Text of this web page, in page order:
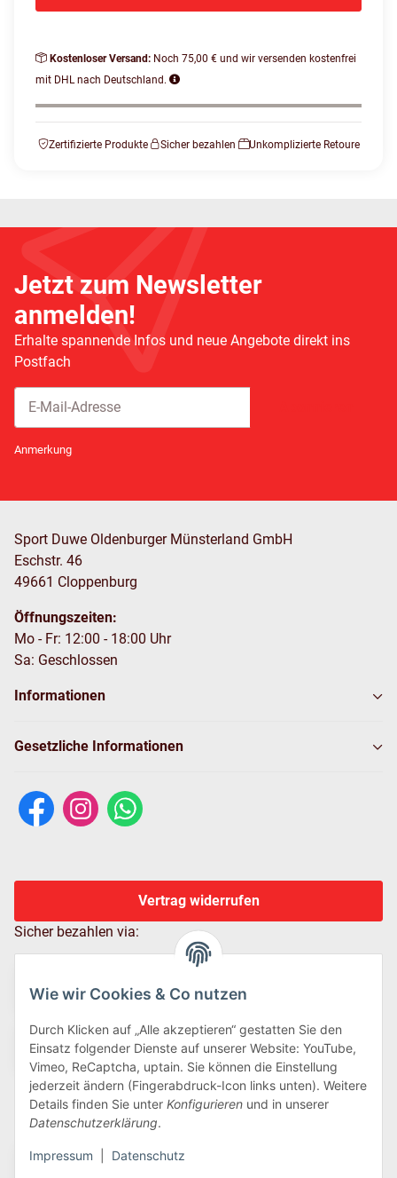
Wie wir Cookies & Co nutzen
Durch Klicken auf „Alle akzeptieren“ gestatten Sie den
Einsatz folgender Dienste auf unserer Website: YouTube,
Vimeo, ReCaptcha, uptain. Sie können die Einstellung
jederzeit ändern (Fingerabdruck-Icon links unten). Weitere
Details finden Sie unter Konfigurieren und in unserer
Datenschutzerklärung.
Impressum Datenschutz
Kostenloser Versand: Noch 75,00 € und wir versenden kostenfrei
mit DHL nach Deutschland.
Zertifizierte Produkte Sicher bezahlen Unkomplizierte Retoure
Jetzt zum Newsletter
anmelden!
Erhalte spannende Infos und neue Angebote direkt ins
Postfach
Anmerkung
Sport Duwe Oldenburger Münsterland GmbH
Eschstr. 46
49661 Cloppenburg
Öffnungszeiten:
Mo - Fr: 12:00 - 18:00 Uhr
Sa: Geschlossen
Informationen
Gesetzliche Informationen
Vertrag widerrufen
Sicher bezahlen via:
Wir versenden via: